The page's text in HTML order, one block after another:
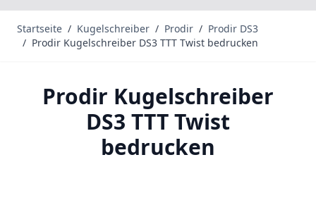
Startseite / Kugelschreiber / Prodir / Prodir DS3
/ Prodir Kugelschreiber DS3 TTT Twist bedrucken
Prodir Kugelschreiber
DS3 TTT Twist
bedrucken